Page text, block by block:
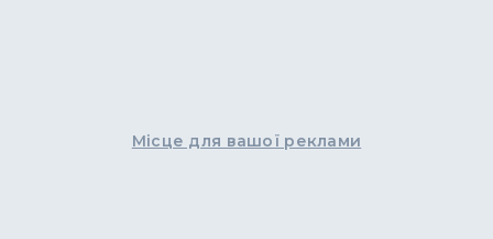
Місце для вашої реклами